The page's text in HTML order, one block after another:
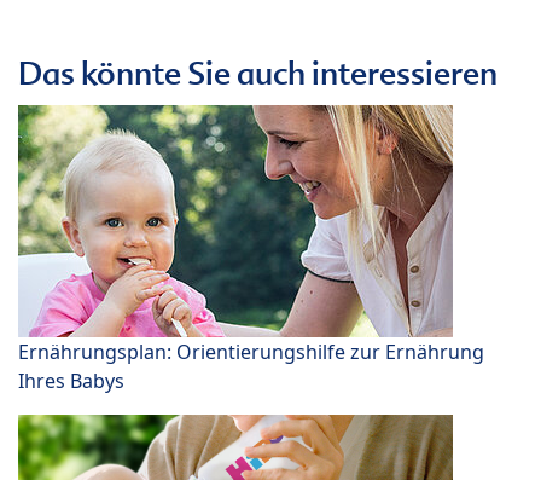
Das könnte Sie auch interessieren
Ernährungsplan: Orientierungshilfe zur Ernährung
Ihres Babys